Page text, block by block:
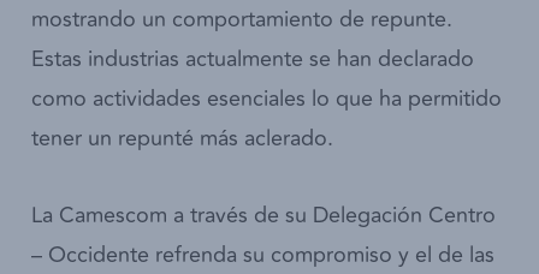
mostrando un comportamiento de repunte.
Estas industrias actualmente se han declarado
como actividades esenciales lo que ha permitido
tener un repunté más aclerado.
La Camescom a través de su Delegación Centro
– Occidente refrenda su compromiso y el de las